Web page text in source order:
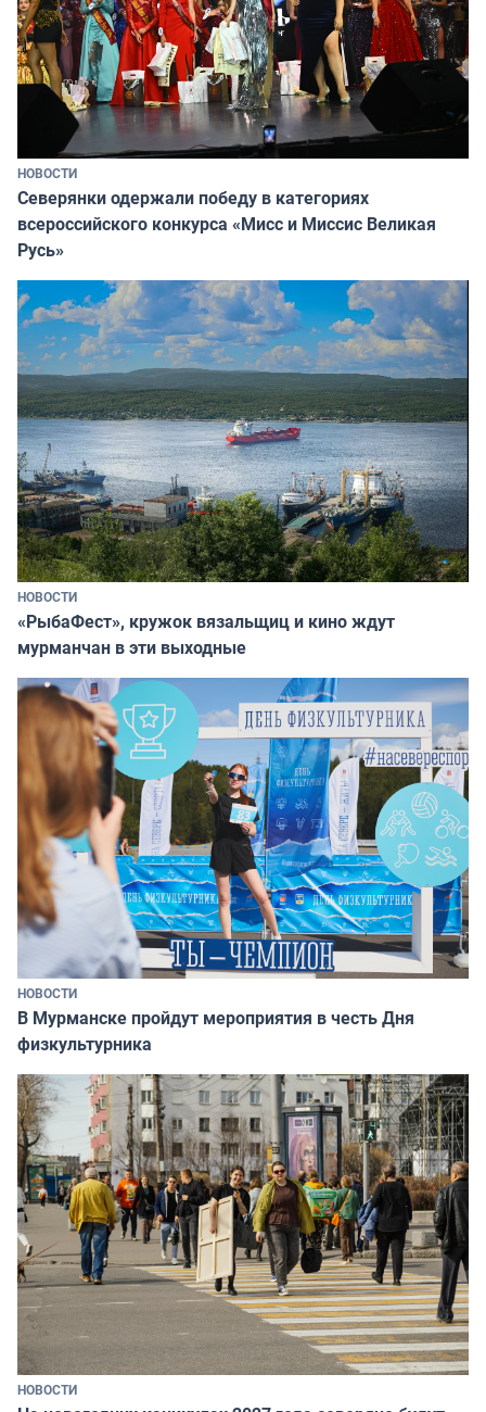
НОВОСТИ
Северянки одержали победу в категориях
всероссийского конкурса «Мисс и Миссис Великая
Русь»
НОВОСТИ
«РыбаФест», кружок вязальщиц и кино ждут
мурманчан в эти выходные
НОВОСТИ
В Мурманске пройдут мероприятия в честь Дня
физкультурника
НОВОСТИ